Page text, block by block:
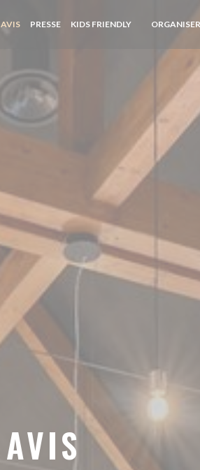
AVIS PRESSE KIDS FRIENDLY ((OUVRE UNE
AVIS